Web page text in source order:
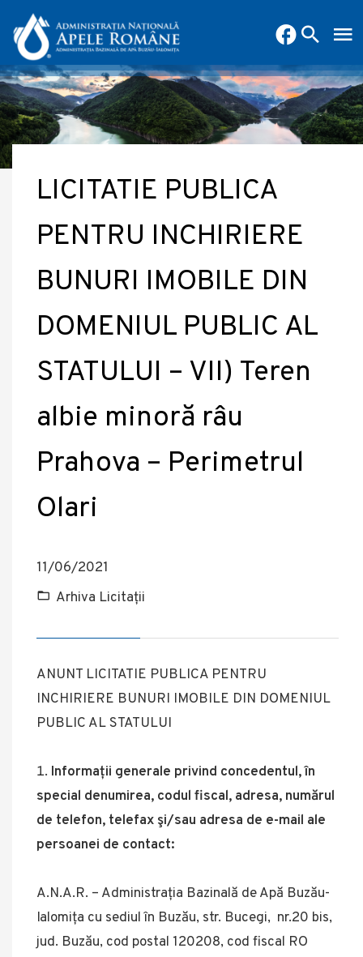
LICITATIE PUBLICA
PENTRU INCHIRIERE
BUNURI IMOBILE DIN
DOMENIUL PUBLIC AL
STATULUI – VII) Teren
albie minoră râu
Prahova – Perimetrul
Olari
11/06/2021
Arhiva Licitații
ANUNT LICITATIE PUBLICA PENTRU
INCHIRIERE BUNURI IMOBILE DIN DOMENIUL
PUBLIC AL STATULUI
Informații generale privind concedentul, în
special denumirea, codul fiscal, adresa, numărul
de telefon, telefax şi/sau adresa de e-mail ale
persoanei de contact:
A.N.A.R. – Administrația Bazinală de Apă Buzău-
Ialomița cu sediul în Buzău, str. Bucegi, nr.20 bis,
jud. Buzău, cod postal 120208, cod fiscal RO